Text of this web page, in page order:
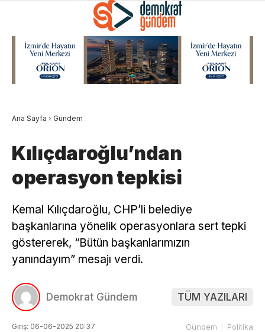
Ana Sayfa › Gündem
Kılıçdaroğlu’ndan
operasyon tepkisi
Kemal Kılıçdaroğlu, CHP’li belediye
başkanlarına yönelik operasyonlara sert tepki
göstererek, “Bütün başkanlarımızın
yanındayım” mesajı verdi.
Demokrat Gündem TÜM YAZILARI
Giriş: 06-06-2025 20:37
Gündem Politika